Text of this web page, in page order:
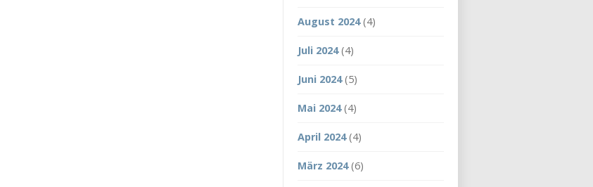
August 2024(4)
Juli 2024(4)
Juni 2024(5)
Mai 2024(4)
April 2024(4)
März 2024(6)